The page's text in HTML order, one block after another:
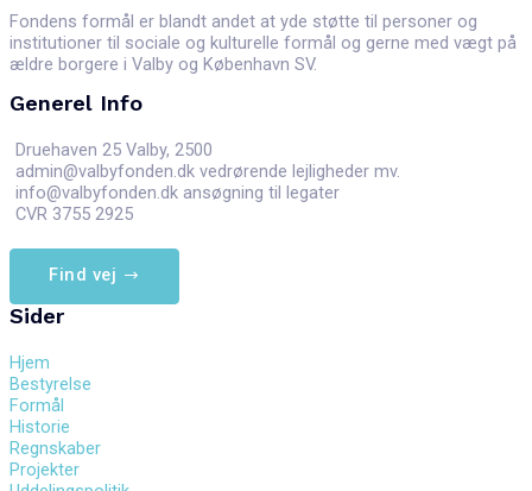
Fondens formål er blandt andet at yde støtte til personer og
institutioner til sociale og kulturelle formål og gerne med vægt på
ældre borgere i Valby og København SV.
Generel Info
Druehaven 25 Valby, 2500
admin@valbyfonden.dk vedrørende lejligheder mv.
info@valbyfonden.dk ansøgning til legater
CVR 3755 2925
Find vej
Sider
Hjem
Bestyrelse
Formål
Historie
Regnskaber
Projekter